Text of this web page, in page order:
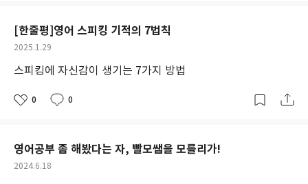
어 재미있게 이해할 수 있을 것 같다. 특히 실제로 기획 일을 해야하
는 사람이라면, 전략적 추진 부분의 ‘비즈니스 모델 캔버스’를 활용
하는 방법을 단계적으로 잘 제시하고 있어서 추천한다. 그리고 만약
을 꾸고 있다면 반드시, 꼭 읽어봐야할 도서로 추천한다. 비전공자
다보면 스스로 계획을 해나갈 수 있을 것이다. 그리고 이미 기획을
완성한 사람이라면 이 책을 통해 본인의 기획력에 +통찰 +아이디어
[한줄평]영어 스피킹 기적의 7법칙
작
일
2025.1.29
스피킹에 자신감이 생기는 7가지 방법
좋
0
댓
0
작
영어공부 좀 해봤다는 자, 빨모쌤을 모를리가!
작
2024.6.18